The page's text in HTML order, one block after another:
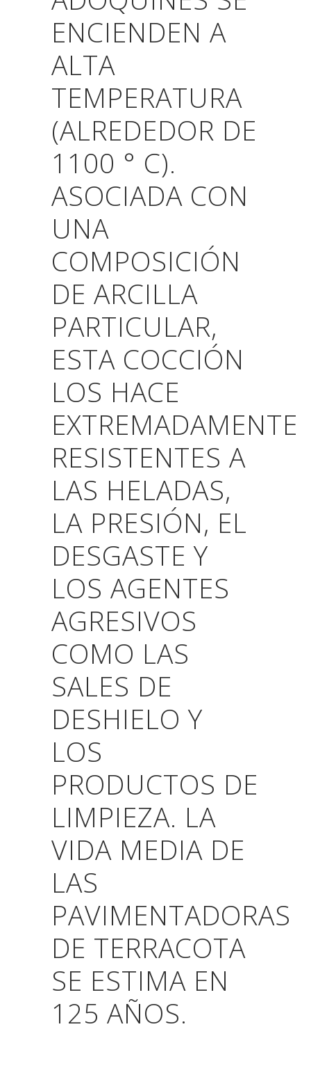
ENCIENDEN A
ALTA
TEMPERATURA
(ALREDEDOR DE
1100 ° C).
ASOCIADA CON
UNA
COMPOSICIÓN
DE ARCILLA
PARTICULAR,
ESTA COCCIÓN
LOS HACE
EXTREMADAMENTE
RESISTENTES A
LAS HELADAS,
LA PRESIÓN, EL
DESGASTE Y
LOS AGENTES
AGRESIVOS
COMO LAS
SALES DE
DESHIELO Y
LOS
PRODUCTOS DE
LIMPIEZA. LA
VIDA MEDIA DE
LAS
PAVIMENTADORAS
DE TERRACOTA
SE ESTIMA EN
125 AÑOS.